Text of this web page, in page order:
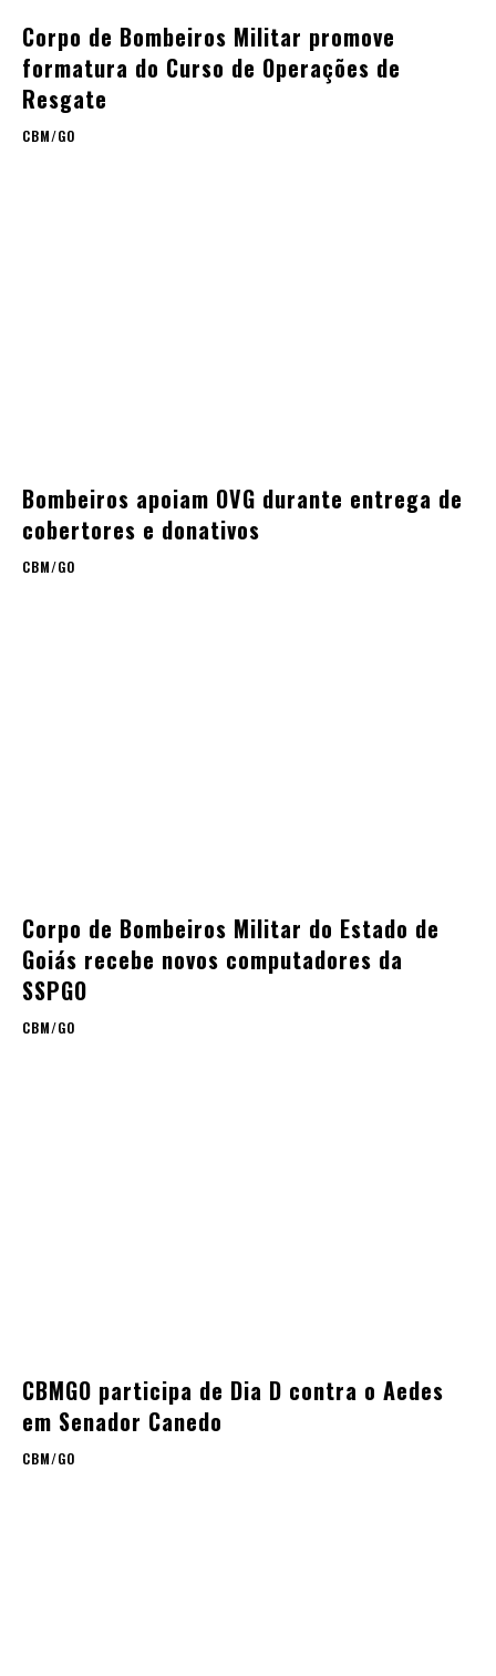
Corpo de Bombeiros Militar promove
formatura do Curso de Operações de
Resgate
CBM/GO
Bombeiros apoiam OVG durante entrega de
cobertores e donativos
CBM/GO
Corpo de Bombeiros Militar do Estado de
Goiás recebe novos computadores da
SSPGO
CBM/GO
CBMGO participa de Dia D contra o Aedes
em Senador Canedo
CBM/GO